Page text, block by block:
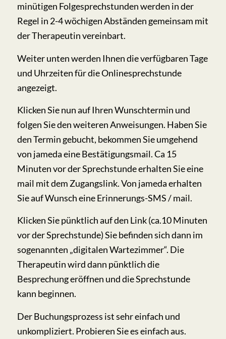
minütigen Folgesprechstunden werden in der
Regel in 2-4 wöchigen Abständen gemeinsam mit
der Therapeutin vereinbart.
Weiter unten werden Ihnen die verfügbaren Tage
und Uhrzeiten für die Onlinesprechstunde
angezeigt.
Klicken Sie nun auf Ihren Wunschtermin und
folgen Sie den weiteren Anweisungen. Haben Sie
den Termin gebucht, bekommen Sie umgehend
von jameda eine Bestätigungsmail. Ca 15
Minuten vor der Sprechstunde erhalten Sie eine
mail mit dem Zugangslink. Von jameda erhalten
Sie auf Wunsch eine Erinnerungs-SMS / mail.
Klicken Sie pünktlich auf den Link (ca.10 Minuten
vor der Sprechstunde) Sie befinden sich dann im
sogenannten „digitalen Wartezimmer“. Die
Therapeutin wird dann pünktlich die
Besprechung eröffnen und die Sprechstunde
kann beginnen.
Der Buchungsprozess ist sehr einfach und
unkompliziert. Probieren Sie es einfach aus.